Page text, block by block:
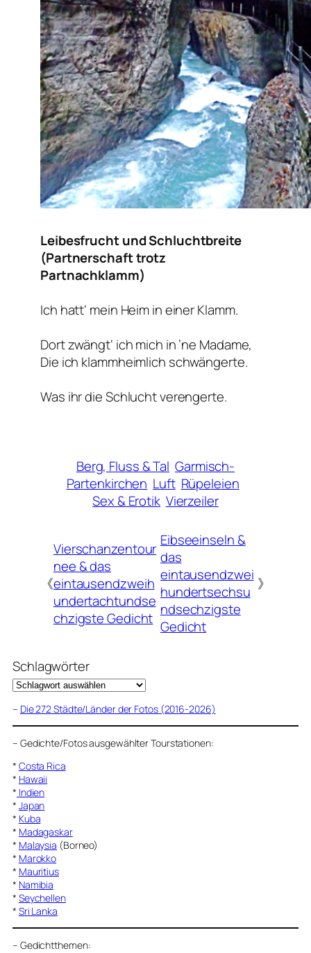
Leibesfrucht und Schluchtbreite
(Partnerschaft trotz
Partnachklamm)
Ich hatt‘ mein Heim in einer Klamm.
Dort zwängt‘ ich mich in ’ne Madame,
Die ich klammheimlich schwängerte.
Was ihr die Schlucht verengerte.
Berg, Fluss & Tal Garmisch-
Partenkirchen Luft Rüpeleien
Sex & Erotik Vierzeiler
《
Vierschanzentour
nee & das
eintausendzweih
undertachtundse
chzigste Gedicht
Eibseeinseln &
das
eintausendzwei
hundertsechsu
ndsechzigste
Gedicht
》
Schlagwörter
– Die 272 Städte/Länder der Fotos (2016-2026)
– Gedichte/Fotos ausgewählter Tourstationen:
* Costa Rica
* Hawaii
* Indien
* Japan
* Kuba
* Madagaskar
* Malaysia (Borneo)
* Marokko
* Mauritius
* Namibia
* Seychellen
* Sri Lanka
– Gedichtthemen: